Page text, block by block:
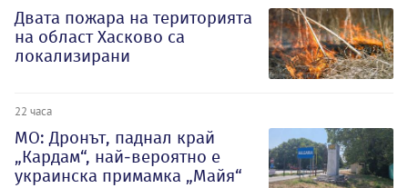
Двата пожара на територията
на област Хасково са
локализирани
22 часа
МО: Дронът, паднал край
„Кардам“, най-вероятно е
украинска примамка „Майя“